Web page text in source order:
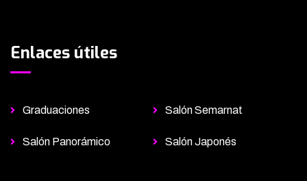
Enlaces útiles
Graduaciones Salón Semarnat
Salón Panorámico Salón Japonés